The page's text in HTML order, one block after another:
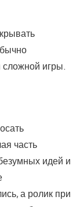
сложной игры.
часть
идей и
а ролик при